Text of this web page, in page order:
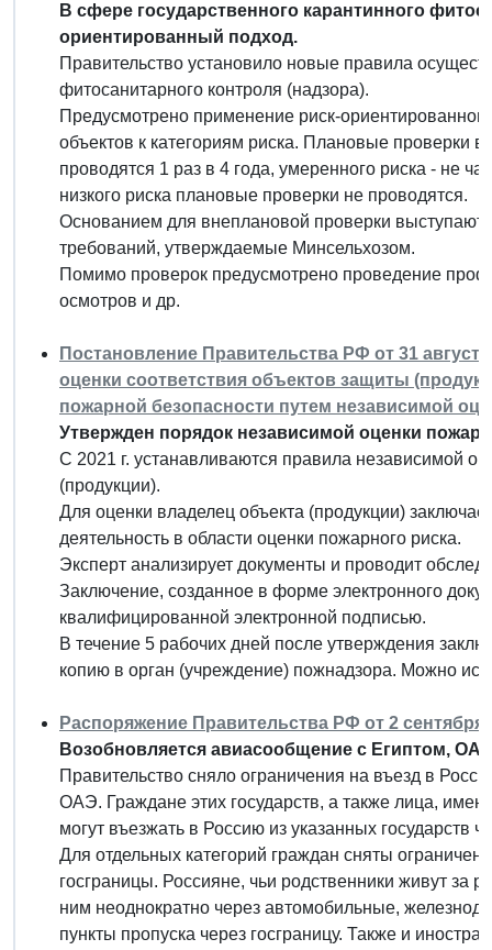
В сфере государственного карантинного
ориентированный подход.
Правительство установило новые правила
фитосанитарного контроля (надзора).
Предусмотрено применение риск-
объектов к категориям риска. Плановые проверки
проводятся 1 раз в 4 года, умеренного риска - не
низкого риска плановые проверки не проводятся.
Основанием для внеплановой проверки
требований, утверждаемые Минсельхозом.
Помимо проверок предусмотрено проведение
осмотров и др.
Постановление Правительства РФ от 31
оценки соответствия объектов защиты
пожарной безопасности путем независимой
Утвержден порядок независимой оценки
С 2021 г. устанавливаются правила независимой
(продукции).
Для оценки владелец объекта (продукции)
деятельность в области оценки пожарного риска.
Эксперт анализирует документы и проводит
Заключение, созданное в форме электронного
квалифицированной электронной подписью.
В течение 5 рабочих дней после утверждения
копию в орган (учреждение) пожнадзора. Можно
Распоряжение Правительства РФ от 2 сентября
Возобновляется авиасообщение с Египтом,
Правительство сняло ограничения на въезд в
ОАЭ. Граждане этих государств, а также лица,
могут въезжать в Россию из указанных государств
Для отдельных категорий граждан сняты
госграницы. Россияне, чьи родственники живут за
ним неоднократно через автомобильные,
пункты пропуска через госграницу. Также и